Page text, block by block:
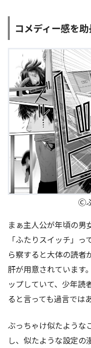
コメディー感を
Ⓒ
まぁ主人公が年頃の男
「ふたりスイッチ」
ら察すると大体の読者
肝が用意されています
ップしていて、少年読
ると言っても過言では
ぶっちゃけ似たような
し、似たような設定の